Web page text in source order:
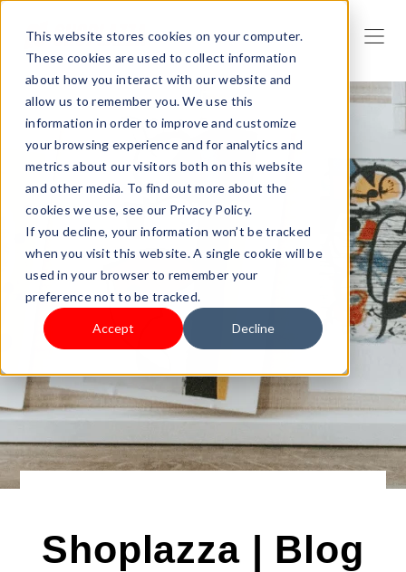
This website stores cookies on your computer.
These cookies are used to collect information
about how you interact with our website and
allow us to remember you. We use this
information in order to improve and customize
your browsing experience and for analytics and
metrics about our visitors both on this website
and other media. To find out more about the
cookies we use, see our Privacy Policy.
If you decline, your information won’t be tracked
when you visit this website. A single cookie will be
used in your browser to remember your
preference not to be tracked.
Accept Decline
Shoplazza | Blog